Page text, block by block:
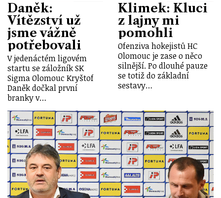
Daněk:
Vítězství už
jsme vážně
potřebovali
V jedenáctém ligovém
startu se záložník SK
Sigma Olomouc Kryštof
Daněk dočkal první
branky v…
Klimek: Kluci
z lajny mi
pomohli
Ofenziva hokejistů HC
Olomouc je zase o něco
silnější. Po dlouhé pauze
se totiž do základní
sestavy…